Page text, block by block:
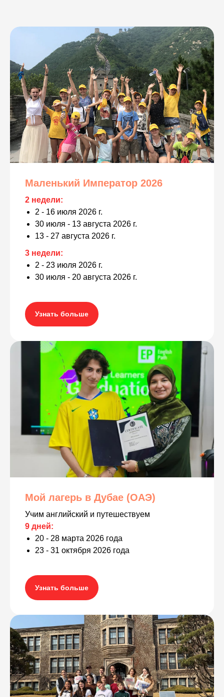
Маленький Император 2026
2 недели:
2 - 16 июля 2026 г.
30 июля - 13 августа 2026 г.
13 - 27 августа 2026 г.
3 недели:
2 - 23 июля 2026 г.
30 июля - 20 августа 2026 г.
Узнать больше
Мой лагерь в Дубае (ОАЭ)
Учим английский и путешествуем
9 дней:
20 - 28 марта 2026 года
23 - 31 октября 2026 года
Узнать больше